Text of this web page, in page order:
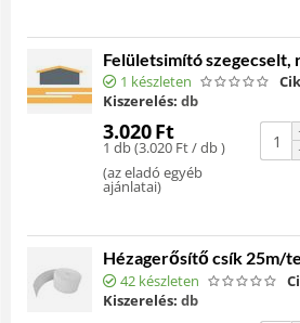
Felületsimító szegecselt,
1 készleten
Kiszerelés: db
3.020Ft
1 db (3.020 Ft/ db )
(az eladó egyéb
ajánlatai)
Hézagerősítő csík 25m/
42 készleten
Kiszerelés: db